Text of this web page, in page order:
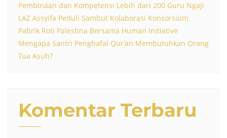
Pembinaan dan Kompetensi Lebih dari 200 Guru Ngaji
LAZ Assyifa Peduli Sambut Kolaborasi Konsorsium
Pabrik Roti Palestina Bersama Human Initiative
Mengapa Santri Penghafal Qur’an Membutuhkan Orang
Tua Asuh?
Komentar Terbaru